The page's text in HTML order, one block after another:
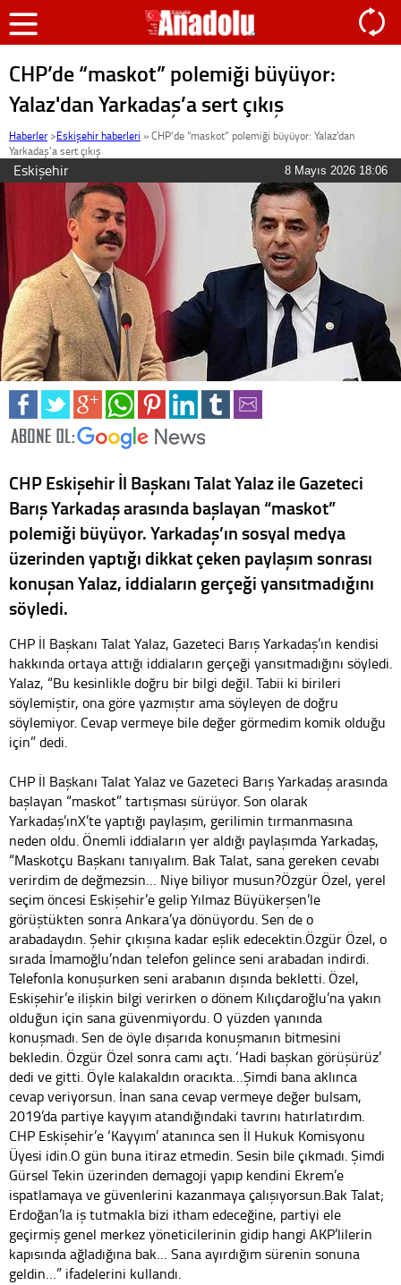
CHP’de “maskot” polemiği büyüyor:
Yalaz'dan Yarkadaş’a sert çıkış
Haberler >Eskişehir haberleri »CHP’de “maskot” polemiği büyüyor: Yalaz'dan
Yarkadaş’a sert çıkış
Eskişehir 8 Mayıs 2026 18:06
CHP Eskişehir İl Başkanı Talat Yalaz ile Gazeteci
Barış Yarkadaş arasında başlayan “maskot”
polemiği büyüyor. Yarkadaş’ın sosyal medya
üzerinden yaptığı dikkat çeken paylaşım sonrası
konuşan Yalaz, iddiaların gerçeği yansıtmadığını
söyledi.
CHP İl Başkanı Talat Yalaz, Gazeteci Barış Yarkadaş’ın kendisi
hakkında ortaya attığı iddiaların gerçeği yansıtmadığını söyledi.
Yalaz, “Bu kesinlikle doğru bir bilgi değil. Tabii ki birileri
söylemiştir, ona göre yazmıştır ama söyleyen de doğru
söylemiyor. Cevap vermeye bile değer görmedim komik olduğu
için” dedi.
CHP İl Başkanı Talat Yalaz ve Gazeteci Barış Yarkadaş arasında
başlayan “maskot” tartışması sürüyor. Son olarak
Yarkadaş’ınX’te yaptığı paylaşım, gerilimin tırmanmasına
neden oldu. Önemli iddiaların yer aldığı paylaşımda Yarkadaş,
“Maskotçu Başkanı tanıyalım. Bak Talat, sana gereken cevabı
verirdim de değmezsin… Niye biliyor musun?Özgür Özel, yerel
seçim öncesi Eskişehir’e gelip Yılmaz Büyükerşen’le
görüştükten sonra Ankara’ya dönüyordu. Sen de o
arabadaydın. Şehir çıkışına kadar eşlik edecektin.Özgür Özel, o
sırada İmamoğlu’ndan telefon gelince seni arabadan indirdi.
Telefonla konuşurken seni arabanın dışında bekletti. Özel,
Eskişehir’e ilişkin bilgi verirken o dönem Kılıçdaroğlu’na yakın
olduğun için sana güvenmiyordu. O yüzden yanında
konuşmadı. Sen de öyle dışarıda konuşmanın bitmesini
bekledin. Özgür Özel sonra camı açtı. ‘Hadi başkan görüşürüz’
dedi ve gitti. Öyle kalakaldın oracıkta…Şimdi bana aklınca
cevap veriyorsun. İnan sana cevap vermeye değer bulsam,
2019’da partiye kayyım atandığındaki tavrını hatırlatırdım.
CHP Eskişehir’e ‘Kayyım’ atanınca sen İl Hukuk Komisyonu
Üyesi idin.O gün buna itiraz etmedin. Sesin bile çıkmadı. Şimdi
Gürsel Tekin üzerinden demagoji yapıp kendini Ekrem’e
ispatlamaya ve güvenlerini kazanmaya çalışıyorsun.Bak Talat;
Erdoğan’la iş tutmakla bizi itham edeceğine, partiyi ele
geçirmiş genel merkez yöneticilerinin gidip hangi AKP’lilerin
kapısında ağladığına bak… Sana ayırdığım sürenin sonuna
geldin…” ifadelerini kullandı.